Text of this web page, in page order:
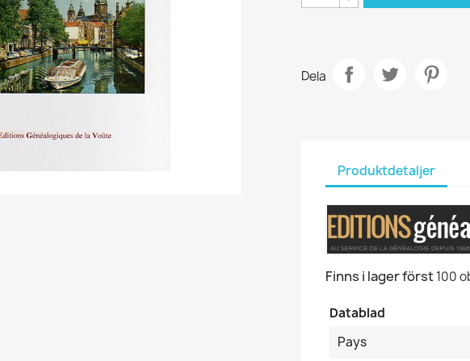
Dela
Produktdetaljer
Finns i lager först100
Datablad
Pays